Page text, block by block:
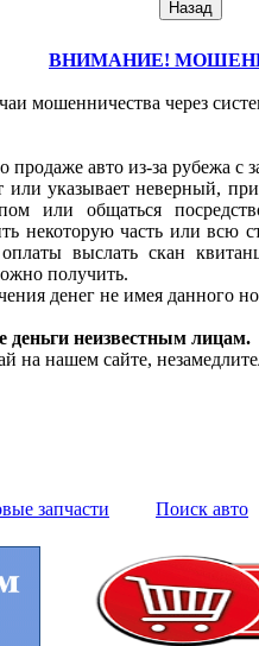
ВНИМАНИЕ!
мошенничества через
авто из-за рубежа с
или указывает неверный,
или общаться
некоторую часть или всю
выслать скан
получить.
денег не имея данного
деньги неизвестным лицам.
на нашем сайте,
запчасти Поиск авто